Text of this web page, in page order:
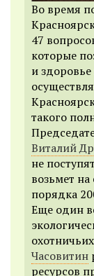
Во время
47
которые
и
такого
Виталий
не
возьмет на
порядка
Еще один
Часовитин
ресурсов